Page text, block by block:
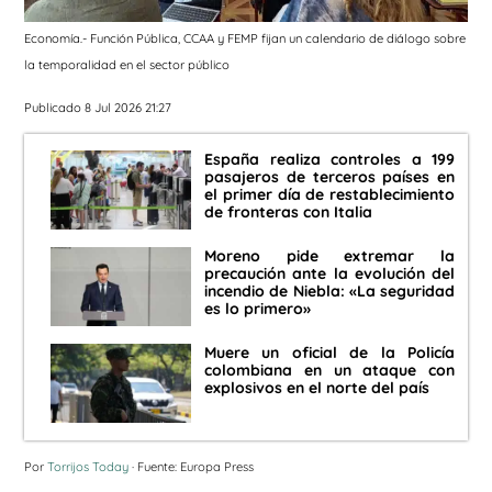
Economía.- Función Pública, CCAA y FEMP fijan un calendario de diálogo sobre
la temporalidad en el sector público
Publicado 8 Jul 2026 21:27
España realiza controles a 199
pasajeros de terceros países en
el primer día de restablecimiento
de fronteras con Italia
Moreno pide extremar la
precaución ante la evolución del
incendio de Niebla: «La seguridad
es lo primero»
Muere un oficial de la Policía
colombiana en un ataque con
explosivos en el norte del país
Por Torrijos Today · Fuente: Europa Press